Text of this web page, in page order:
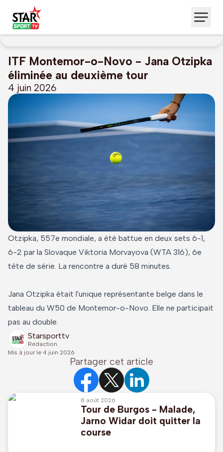
ITF Montemor-o-Novo - Jana Otzipka
éliminée au deuxième tour
4 juin 2026
Otzipka, 557e mondiale, a été battue en deux sets 6-1,
6-2 par la Slovaque Viktoria Morvayova (WTA 316), 6e
tête de série. La rencontre a duré 58 minutes.
Jana Otzipka était l'unique représentante belge dans le
tableau du W50 de Montemor-o-Novo. Elle ne participait
pas au double.
Starsporttv
Redaction
Mis à jour le 4 juin 2026
Partager cet article
8 août 2026
Tour de Burgos - Malade,
Jarno Widar doit quitter la
course